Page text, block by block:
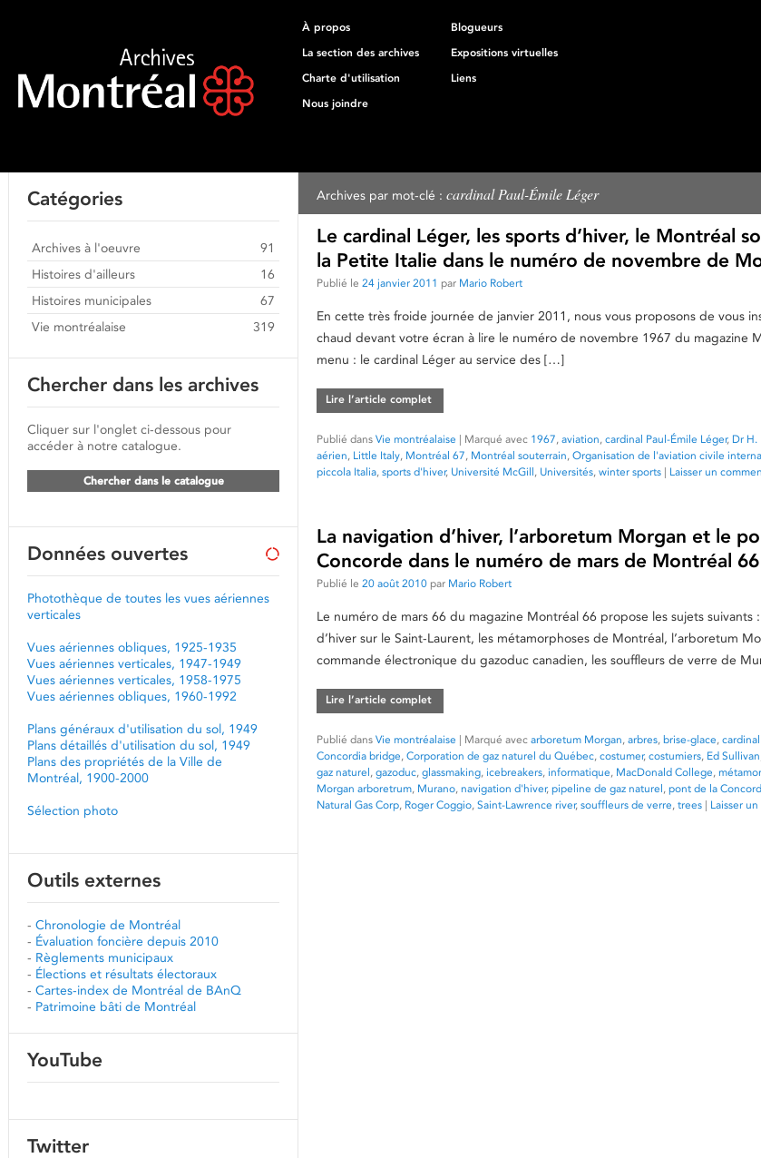
À propos
Blogueurs
La section des archives
Expositions virtuelles
Charte d'utilisation
Liens
Nous joindre
Archives par mot-clé : cardinal Paul-Émile Léger
Le cardinal Léger, les sports d’hiver, le Montréal
la Petite Italie dans le numéro de novembre de
Publié le 24 janvier 2011 par Mario Robert
En cette très froide journée de janvier 2011, nous vous proposons de vous
chaud devant votre écran à lire le numéro de novembre 1967 du magazine
menu : le cardinal Léger au service des […]
Lire l’article complet
Publié dans Vie montréalaise | Marqué avec 1967, aviation, cardinal Paul-Émile Léger, Dr H.
aérien, Little Italy, Montréal 67, Montréal souterrain, Organisation de l'aviation civile
piccola Italia, sports d'hiver, Université McGill, Universités, winter sports | Laisser un
La navigation d’hiver, l’arboretum Morgan et le
Concorde dans le numéro de mars de Montréal 66
Publié le 20 août 2010 par Mario Robert
Le numéro de mars 66 du magazine Montréal 66 propose les sujets suivants
d’hiver sur le Saint-Laurent, les métamorphoses de Montréal, l’arboretum
commande électronique du gazoduc canadien, les souffleurs de verre de
Lire l’article complet
Publié dans Vie montréalaise | Marqué avec arboretum Morgan, arbres, brise-glace,
Concordia bridge, Corporation de gaz naturel du Québec, costumer, costumiers, Ed Sullivan
gaz naturel, gazoduc, glassmaking, icebreakers, informatique, MacDonald College,
Morgan arboretrum, Murano, navigation d'hiver, pipeline de gaz naturel, pont de la
Natural Gas Corp, Roger Coggio, Saint-Lawrence river, souffleurs de verre, trees | Laisser
Catégories
Archives à l'oeuvre
91
Histoires d'ailleurs
16
Histoires municipales
67
Vie montréalaise
319
Chercher dans les archives
Cliquer sur l'onglet ci-dessous pour
accéder à notre catalogue.
Chercher dans le catalogue
Données ouvertes
Photothèque de toutes les vues aériennes
verticales
Vues aériennes obliques, 1925-1935
Vues aériennes verticales, 1947-1949
Vues aériennes verticales, 1958-1975
Vues aériennes obliques, 1960-1992
Plans généraux d'utilisation du sol, 1949
Plans détaillés d'utilisation du sol, 1949
Plans des propriétés de la Ville de
Montréal, 1900-2000
Sélection photo
Outils externes
- Chronologie de Montréal
- Évaluation foncière depuis 2010
- Règlements municipaux
- Élections et résultats électoraux
- Cartes-index de Montréal de BAnQ
- Patrimoine bâti de Montréal
YouTube
Twitter